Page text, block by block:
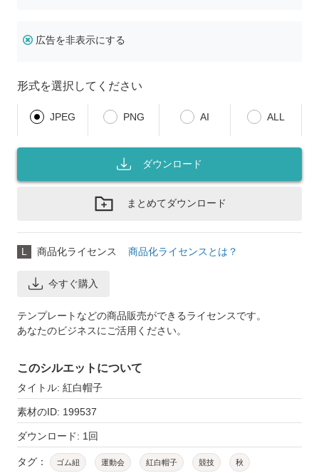
広告を非表示にする
形式を選択してください
JPEG PNG AI ALL
ダウンロード
まとめてダウンロード
L 商品化ライセンス 商品化ライセンスとは？
今すぐ購入
テンプレートなどの商品販売ができるライセンスです。
あなたのビジネスにご活用ください。
このシルエットについて
タイトル: 紅白帽子
素材のID: 199537
ダウンロード: 1回
タグ： ゴム紐 運動会 紅白帽子 競技 秋